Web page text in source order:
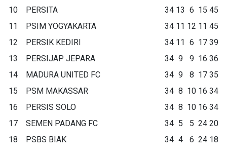
10
PERSITA 34 13 6 15 45
11
PSIM YOGYAKARTA 34 11 12 11 45
12
PERSIK KEDIRI 34 11 6 17 39
13
PERSIJAP JEPARA 34 9 9 16 36
14
MADURA UNITED FC 34 9 8 17 35
15
PSM MAKASSAR 34 8 10 16 34
16
PERSIS SOLO 34 8 10 16 34
17
SEMEN PADANG FC 34 5 5 24 20
18
PSBS BIAK 34 4 6 24 18